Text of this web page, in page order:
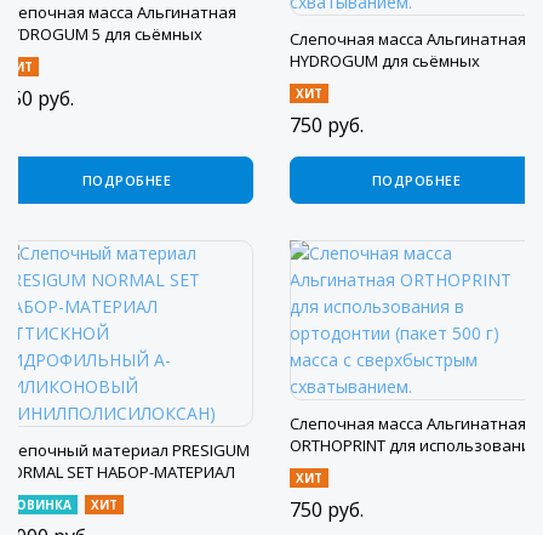
Слепочная масса Альгинатная
HYDROGUM 5 для сьёмных
протезов, сиреневая (пакет 453
ХИТ
850 руб.
ПОДРОБНЕЕ
Слепочная масса Альгинатная
HYDROGUM для сьёмных
протезов, зеленый (пакет 500 г)
масса с быстрым схватыванием.
ХИТ
750 руб.
ПОДРОБНЕЕ
Слепочный материал PRESIGUM
NORMAL SET НАБОР-МАТЕРИАЛ
ОТТИСКНОЙ ГИДРОФИЛЬНЫЙ А-
СИЛИКОНОВЫЙ
НОВИНКА ХИТ
Слепочная масса Альгинатная
ORTHOPRINT для использования
в ортодонтии (пакет 500 г) масса
с сверхбыстрым схватыванием.
ХИТ
750 руб.